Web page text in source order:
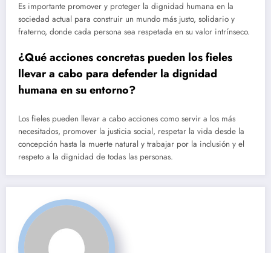
Es importante promover y proteger la dignidad humana en la
sociedad actual para construir un mundo más justo, solidario y
fraterno, donde cada persona sea respetada en su valor intrínseco.
¿Qué acciones concretas pueden los fieles
llevar a cabo para defender la dignidad
humana en su entorno?
Los fieles pueden llevar a cabo acciones como servir a los más
necesitados, promover la justicia social, respetar la vida desde la
concepción hasta la muerte natural y trabajar por la inclusión y el
respeto a la dignidad de todas las personas.